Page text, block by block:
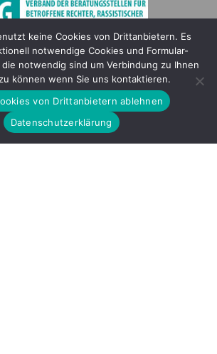
durch
keine Cookies von Drittanbietern. Es
notwendige Cookies und Formular-
notwendig sind um Verbindung zu Ihnen
können wenn Sie uns kontaktieren.
von Drittanbietern ablehnen
Datenschutzerklärung